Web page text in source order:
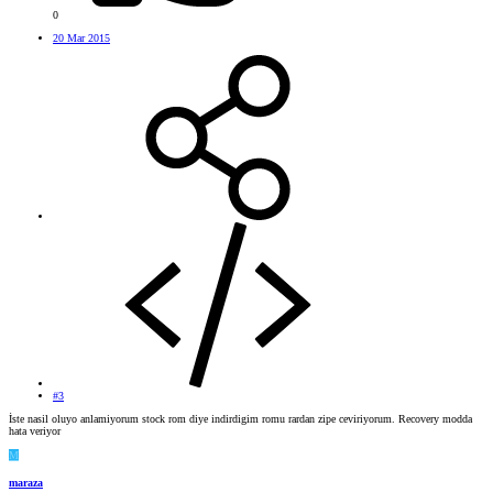
0
20 Mar 2015
#3
İste nasil oluyo anlamiyorum stock rom diye indirdigim romu rardan zipe ceviriyorum. Recovery modda
hata veriyor
M
maraza